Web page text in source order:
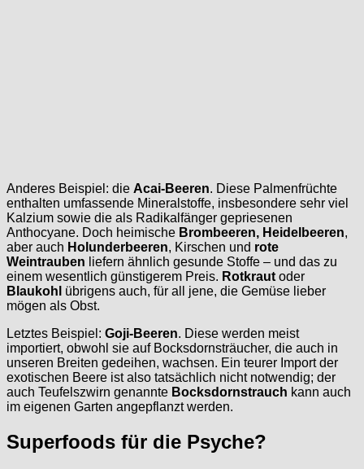
Anderes Beispiel: die Acai-Beeren. Diese Palmenfrüchte
enthalten umfassende Mineralstoffe, insbesondere sehr viel
Kalzium sowie die als Radikalfänger gepriesenen
Anthocyane. Doch heimische Brombeeren, Heidelbeeren,
aber auch Holunderbeeren, Kirschen und rote
Weintrauben liefern ähnlich gesunde Stoffe – und das zu
einem wesentlich günstigerem Preis. Rotkraut oder
Blaukohl übrigens auch, für all jene, die Gemüse lieber
mögen als Obst.
Letztes Beispiel: Goji-Beeren. Diese werden meist
importiert, obwohl sie auf Bocksdornsträucher, die auch in
unseren Breiten gedeihen, wachsen. Ein teurer Import der
exotischen Beere ist also tatsächlich nicht notwendig; der
auch Teufelszwirn genannte Bocksdornstrauch kann auch
im eigenen Garten angepflanzt werden.
Superfoods für die Psyche?